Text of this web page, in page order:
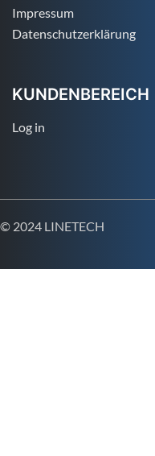
Impressum
Datenschutzerklärung
KUNDENBEREICH
Log in
© 2024 LINETECH